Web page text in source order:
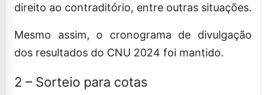
direito ao contraditório, entre outras situações.
Mesmo assim, o cronograma de divulgação
dos resultados do CNU 2024 foi mantido.
2 – Sorteio para cotas